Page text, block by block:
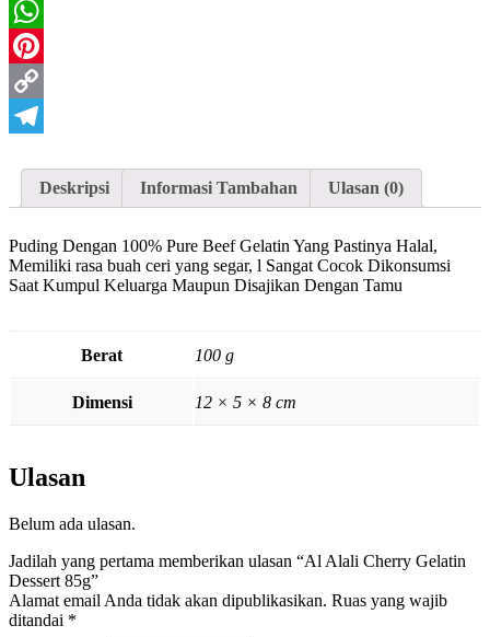
Email
WhatsApp
Pinterest
Copy
Deskripsi
Informasi Tambahan Ulasan (0)
Puding Dengan 100% Pure Beef Gelatin Yang Pastinya Halal,
Memiliki rasa buah ceri yang segar, l Sangat Cocok Dikonsumsi
Saat Kumpul Keluarga Maupun Disajikan Dengan Tamu
Berat 100 g
Dimensi 12 × 5 × 8 cm
Ulasan
Belum ada ulasan.
Jadilah yang pertama memberikan ulasan “Al Alali Cherry Gelatin
Dessert 85g”
Alamat email Anda tidak akan dipublikasikan. Ruas yang wajib
ditandai *